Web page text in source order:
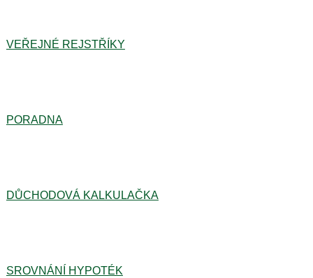
VEŘEJNÉ REJSTŘÍKY
PORADNA
DŮCHODOVÁ KALKULAČKA
SROVNÁNÍ HYPOTÉK